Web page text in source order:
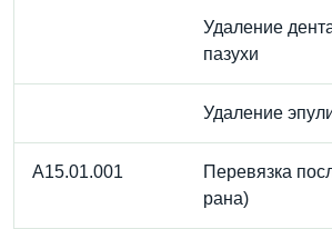
Удаление
пазухи
Удаление
A15.01.001
Перевязка
рана)